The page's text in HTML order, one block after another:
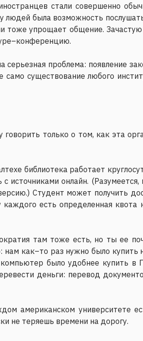
стали совершенно
людей была возможность
тоже упрощает общение.
проблема: появление
существование любого
только о том, как эта
библиотека работает
онлайн. (Разумеется,
Студент может получить
есть определенная квота
там тоже есть, но ты ее
как–то раз нужно было купить
компьютер было удобнее купить
деньги: перевод
американском университете
не теряешь времени на дорогу.